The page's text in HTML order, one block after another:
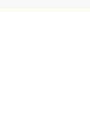
очень личный и
каждому из